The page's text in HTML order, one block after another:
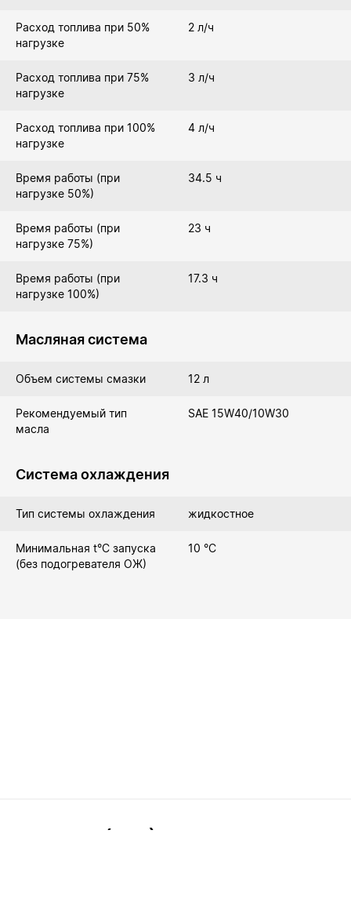
Расход топлива при 50%
нагрузке
2 л/ч
Расход топлива при 75%
нагрузке
3 л/ч
Расход топлива при 100%
нагрузке
4 л/ч
Время работы (при
нагрузке 50%)
34.5 ч
Время работы (при
нагрузке 75%)
23 ч
Время работы (при
нагрузке 100%)
17.3 ч
Масляная система
Объем системы смазки 12 л
Рекомендуемый тип
масла
SAE 15W40/10W30
Система охлаждения
Тип системы охлаждения жидкостное
Минимальная t°С запуска
(без подогревателя ОЖ)
10 °C
8(499)288-89-35